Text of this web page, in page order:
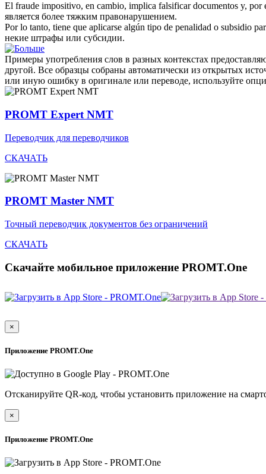
El fraude impositivo, en cambio, implica falsificar documentos y, por
является более тяжким правонарушением.
Por lo tanto, tiene que aplicarse algún tipo de penalidad o subsidio
некие штрафы или субсидии.
Примеры употребления слов в разных контекстах
другой. Все образцы собраны автоматически из открытых
или иную ошибку в оригинале или переводе, используйте
PROMT Expert NMT
Переводчик для переводчиков
СКАЧАТЬ
PROMT Master NMT
Точный переводчик документов без ограничений
СКАЧАТЬ
Скачайте мобильное приложение PROMT.One
×
Приложение PROMT.One
Отсканируйте QR-код, чтобы установить приложение на
×
Приложение PROMT.One